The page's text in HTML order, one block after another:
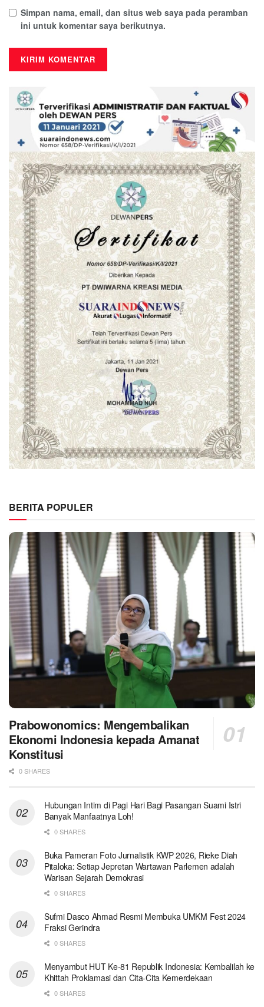
Simpan nama, email, dan situs web saya pada peramban
ini untuk komentar saya berikutnya.
BERITA POPULER
Prabowonomics: Mengembalikan
Ekonomi Indonesia kepada Amanat
Konstitusi
0 SHARES
Hubungan Intim di Pagi Hari Bagi Pasangan Suami Istri
Banyak Manfaatnya Loh!
0 SHARES
Buka Pameran Foto Jurnalistik KWP 2026, Rieke Diah
Pitaloka: Setiap Jepretan Wartawan Parlemen adalah
Warisan Sejarah Demokrasi
0 SHARES
Sufmi Dasco Ahmad Resmi Membuka UMKM Fest 2024
Fraksi Gerindra
0 SHARES
Menyambut HUT Ke-81 Republik Indonesia: Kembalilah ke
Khittah Proklamasi dan Cita-Cita Kemerdekaan
0 SHARES